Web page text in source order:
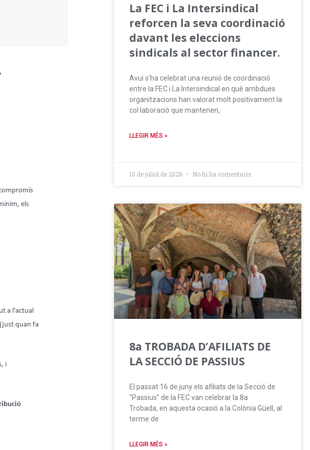
els
a l’actual
quan fa
i
La FEC i La Intersindical
reforcen la seva coordinació
davant les eleccions
sindicals al sector financer.
Avui s’ha celebrat una reunió de coordinació
entre la FEC i La Intersindical en què ambdues
organitzacions han valorat molt positivament la
col·laboració que mantenen,
LLEGIR MÉS »
10 de juliol de 2026 No hi ha comentaris
8a TROBADA D’AFILIATS DE
LA SECCIÓ DE PASSIUS
El passat 16 de juny els afiliats de la Secció de
“Passius” de la FEC van celebrar la 8a
Trobada, en aquesta ocasió a la Colònia Güell, al
terme de
LLEGIR MÉS »